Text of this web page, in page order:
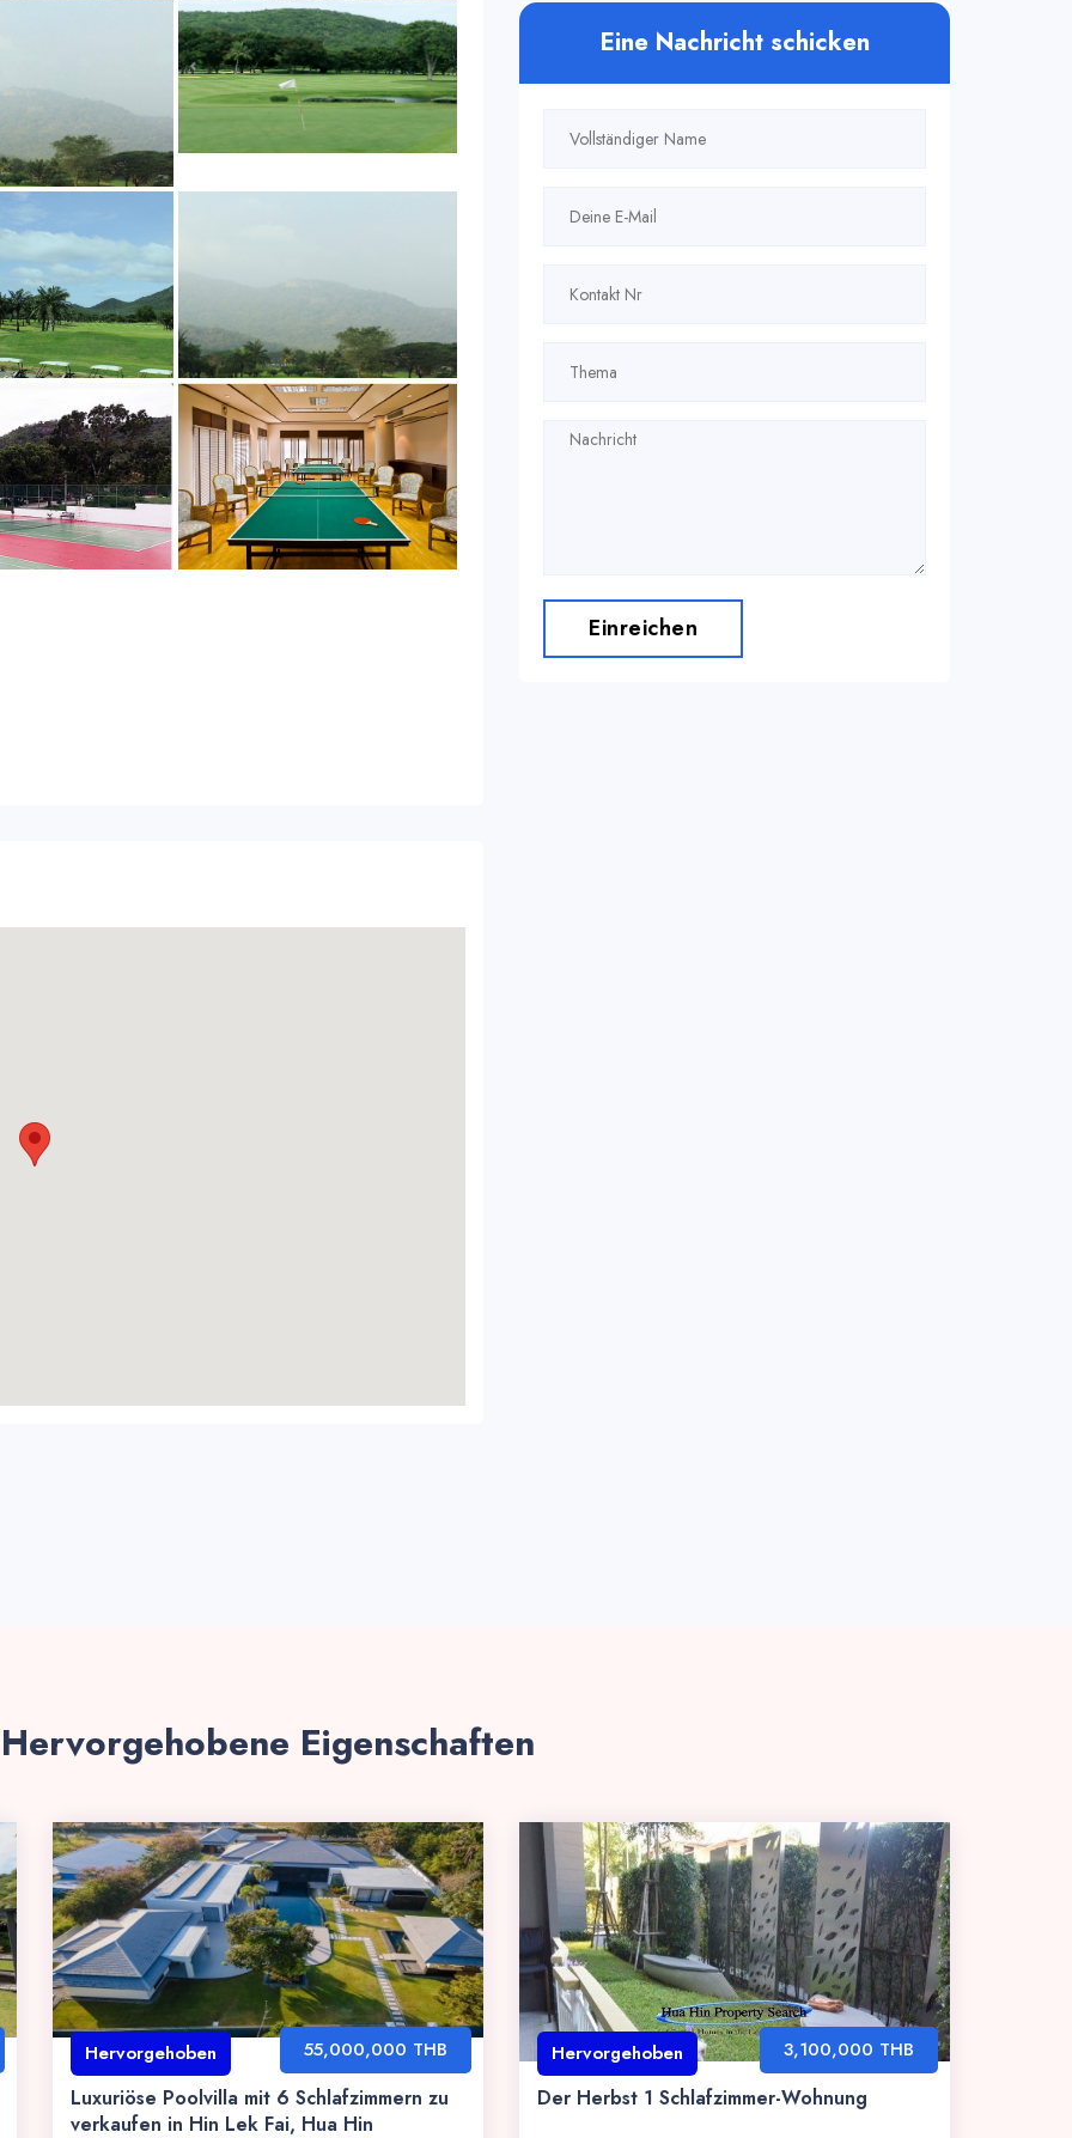
Eine Nachricht schicken
Einreichen
Hervorgehobene Eigenschaften
Hervorgehoben
Luxuriöse Poolvilla mit 6 Schlafzimmern zu
verkaufen in Hin Lek Fai, Hua Hin
55,000,000 THB Hervorgehoben
Der Herbst 1 Schlafzimmer-Wohnung
3,100,000 THB